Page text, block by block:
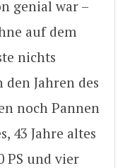
genial war –
auf dem
nichts
Jahren des
noch Pannen
43 Jahre altes
PS und vier